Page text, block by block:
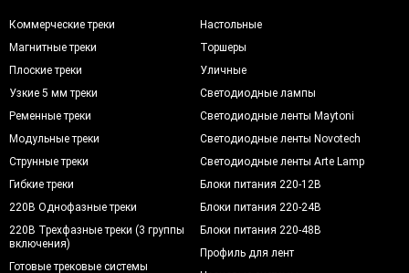
Коммерческие треки
Магнитные треки
Плоские треки
Узкие 5 мм треки
Ременные треки
Модульные треки
Струнные треки
Гибкие треки
220В Однофазные треки
220В Трехфазные треки (3 группы
включения)
Готовые трековые системы
Настольные
Торшеры
Уличные
Светодиодные лампы
Светодиодные ленты Maytoni
Светодиодные ленты Novotech
Светодиодные ленты Arte Lamp
Блоки питания 220-12В
Блоки питания 220-24В
Блоки питания 220-48В
Профиль для лент